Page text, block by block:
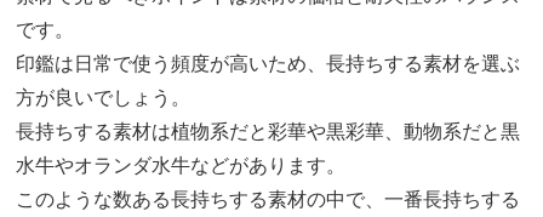
です。
印鑑は日常で使う頻度が高いため、長持ちする素材を選ぶ
方が良いでしょう。
長持ちする素材は植物系だと彩華や黒彩華、動物系だと黒
水牛やオランダ水牛などがあります。
このような数ある長持ちする素材の中で、一番長持ちする